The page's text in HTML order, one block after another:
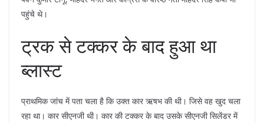
पहुंचे थे।
ट्रक से टक्कर के बाद हुआ था
ब्लास्ट
प्राथमिक जांच में पता चला है कि उक्त कार ऋषभ की थी। जिसे वह खुद चला
रहा था। कार सीएनजी थी। कार की टक्कर के बाद उसके सीएनजी सिलेंडर में